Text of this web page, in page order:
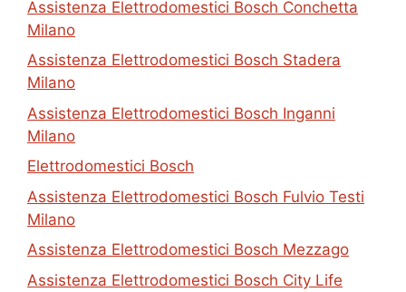
Assistenza Elettrodomestici Bosch Conchetta
Milano
Assistenza Elettrodomestici Bosch Stadera
Milano
Assistenza Elettrodomestici Bosch Inganni
Milano
Elettrodomestici Bosch
Assistenza Elettrodomestici Bosch Fulvio Testi
Milano
Assistenza Elettrodomestici Bosch Mezzago
Assistenza Elettrodomestici Bosch City Life